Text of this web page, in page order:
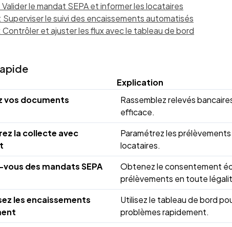
le mandat SEPA et informer les locataires
Superviser le suivi des encaissements automatisés
Contrôler et ajuster les flux avec le tableau de bord
Explication
vos documents
Rassemblez relevés
efficace.
la collecte avec
Paramétrez les
locataires.
des mandats SEPA
Obtenez le consentement
prélèvements en toute
les encaissements
Utilisez le tableau de bord
problèmes rapidement.